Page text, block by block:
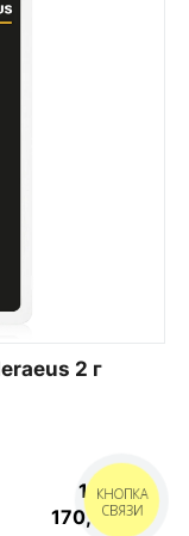
2 г
143 $/г
170,41 $/г
КНОПКА
СВЯЗИ